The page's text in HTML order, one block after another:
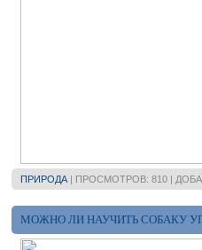
ПРИРОДА | ПРОСМОТРОВ: 810 |
МОЖНО ЛИ НАУЧИТЬ СОБАКУ